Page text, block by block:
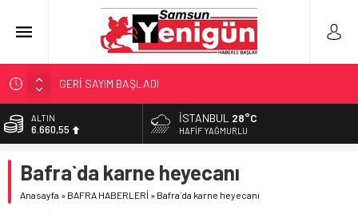
GERİ SAYIM BAŞLADI
SAMSUNSPOR’DA HEDEF 5’İNCİLİK!
‘BAFRA’YA YATIRIM YAPIN!’
YÖNETİCİ SEÇERKEN YAPILAN EN BÜYÜK HATALAR
ALTIN
6.660,55
13.779,39
DOLAR
İSTANBUL 28°C
HAFIF YAĞMURLU
Bafra`da karne heyecanı
Anasayfa » BAFRA HABERLERİ » Bafra`da karne heyecanı